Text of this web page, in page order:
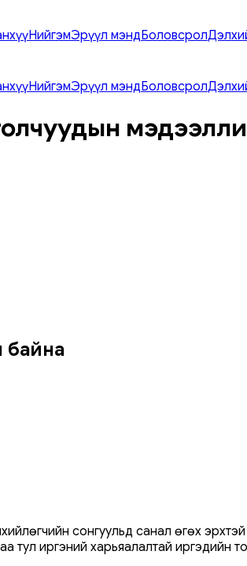
НийгэмЭрүүл мэндБоловсрол
НийгэмЭрүүл мэндБоловсрол
байна
сонгуульд санал өгөх
иргэний харьяалалтай иргэдийн